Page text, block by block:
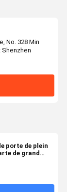
No. 328 Min
Shenzhen
porte de plein
de grand